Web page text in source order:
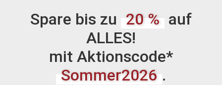
Spare bis zu 20 % auf
ALLES!
mit Aktionscode*
Sommer2026 .